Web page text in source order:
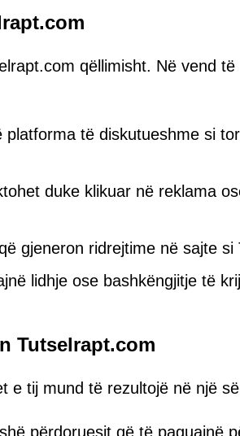
qëllimisht. Në vend
platforma të diskutueshme si
duke klikuar në reklama
gjeneron ridrejtime në sajte si
lidhje ose bashkëngjitje të
Tutselrapt.com
e tij mund të rezultojë në një
përdoruesit që të paguajnë